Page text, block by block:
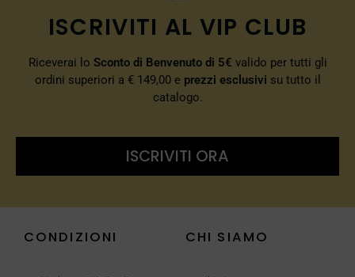
ISCRIVITI AL VIP CLUB
Riceverai lo Sconto di Benvenuto di 5€ valido per tutti gli
ordini superiori a € 149,00 e prezzi esclusivi su tutto il
catalogo.
ISCRIVITI ORA
CONDIZIONI CHI SIAMO